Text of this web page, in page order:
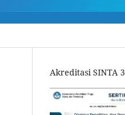
Akreditasi SINTA 3